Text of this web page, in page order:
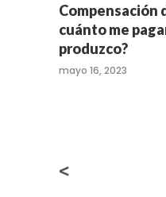
Compensación
cuánto me
produzco?
mayo 16, 2023
<